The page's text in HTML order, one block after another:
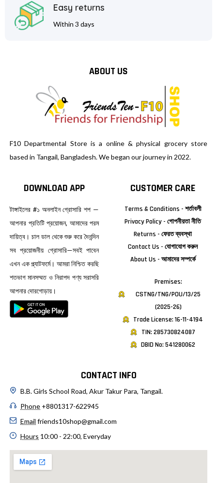
Easy returns
Within 3 days
ABOUT US
F10 Departmental Store is a online & physical grocery store
based in Tangail, Bangladesh. We began our journey in 2022.
DOWNLOAD APP
টাঙ্গাইলের #১ অনলাইন গ্রোসারি শপ —
আপনার প্রতিটি প্রয়োজন, আমাদের পরম
দায়িত্ব। চাল ডাল থেকে শুরু করে দৈনন্দিন
সব প্রয়োজনীয় গ্রোসারি—সবই পাবেন
এখন এক প্ল্যাটফর্মে। আমরা নিশ্চিত করছি
শতভাগ মানসম্মত ও নিরাপদ পণ্য সরাসরি
আপনার দোরগোড়ায়।
CUSTOMER CARE
Terms & Conditions - শর্তাবলী
Privacy Policy - গোপনীয়তা নীতি
Returns - ফেরত ব্যবস্থা
Contact Us - যোগাযোগ করুন
About Us - আমাদের সম্পর্কে
Premises:
CSTNG/TNG/POU/13/25
(2025-26)
Trade License: 16-11-4194
TIN: 285730824087
DBID No: 541280062
CONTACT INFO
B.B. Girls School Road, Akur Takur Para, Tangail.
Phone +8801317-622945
Email friends10shop@gmail.com
Hours 10:00 - 22:00, Everyday